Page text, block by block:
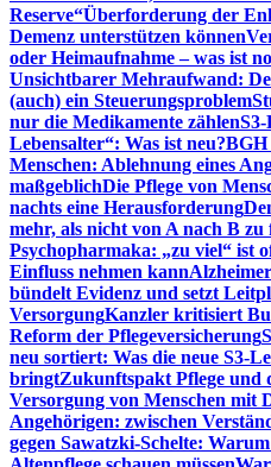
Reserve“Überforderung der
Demenz unterstützen können
oder Heimaufnahme – was ist
Unsichtbarer Mehraufwand:
(auch) ein Steuerungsproblem
nur die Medikamente zählen
Lebensalter“: Was ist neu?BGH
Menschen: Ablehnung eines
maßgeblichDie Pflege von
nachts eine Herausforderung
mehr, als nicht von A nach B zu
Psychopharmaka: „zu viel“ ist
Einfluss nehmen kann
bündelt Evidenz und setzt
VersorgungKanzler kritisiert
Reform der Pflegeversicherung
neu sortiert: Was die neue S3-
bringtZukunftspakt Pflege und
Versorgung von Menschen mit
Angehörigen: zwischen
gegen Sawatzki-Schelte: